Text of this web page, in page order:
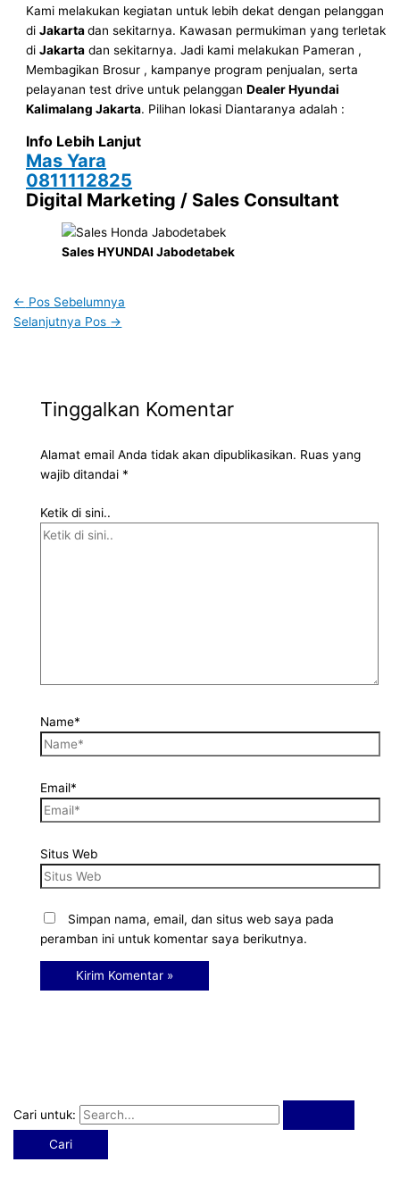
Cari untuk:
Kami melakukan kegiatan untuk lebih dekat dengan pelanggan
diJakartadan sekitarnya. Kawasan permukiman yang terletak
diJakarta dan sekitarnya. Jadi kami melakukan Pameran ,
Membagikan Brosur , kampanye program penjualan, serta
pelayanan test drive untuk pelangganDealer Hyundai
Kalimalang Jakarta. Pilihan lokasi Diantaranya adalah :
Info Lebih Lanjut
Mas Yara
0811112825
Digital Marketing / Sales Consultant
Sales HYUNDAI Jabodetabek
← Pos Sebelumnya
Selanjutnya Pos →
Tinggalkan Komentar
Alamat email Anda tidak akan dipublikasikan. Ruas yang
wajib ditandai *
Ketik di sini..
Name*
Email*
Situs Web
Simpan nama, email, dan situs web saya pada
peramban ini untuk komentar saya berikutnya.